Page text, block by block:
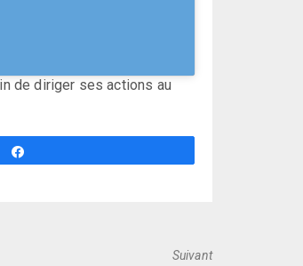
de diriger ses actions au
Suivant